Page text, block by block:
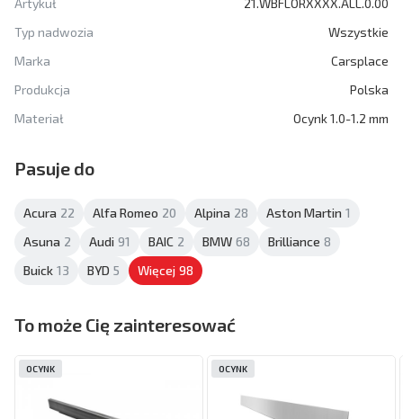
Typ nadwozia
Wszystkie
Marka
Carsplace
Produkcja
Polska
Materiał
Ocynk 1.0-1.2 mm
Pasuje do
Acura 22 Alfa Romeo 20 Alpina 28 Aston Martin 1
Asuna 2 Audi 91 BAIC 2 BMW 68 Brilliance 8
Buick 13 BYD 5 Więcej 98
To może Cię zainteresować
OCYNK OCYNK